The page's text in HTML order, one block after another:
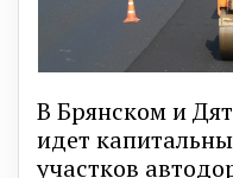
В Брянском и
идет
участков